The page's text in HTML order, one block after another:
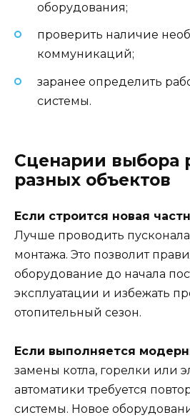
оборудования;
проверить наличие
коммуникаций;
заранее определить
системы.
Сценарии выбора
разных объектов
Если строится новая
Лучше проводить
монтажа. Это позволит
оборудование до начала
эксплуатации и избежать
отопительный сезон.
Если выполняется
замены котла, горелки или
автоматики требуется
системы. Новое